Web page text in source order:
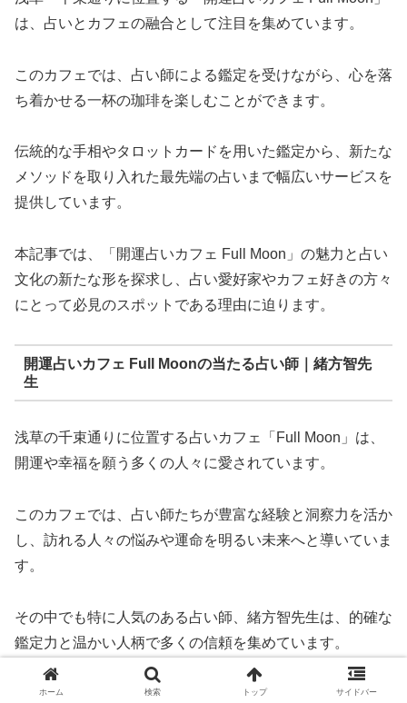
は、占いとカフェの融合として注目を集めています。
このカフェでは、占い師による鑑定を受けながら、心を落
ち着かせる一杯の珈琲を楽しむことができます。
伝統的な手相やタロットカードを用いた鑑定から、新たな
メソッドを取り入れた最先端の占いまで幅広いサービスを
提供しています。
本記事では、「開運占いカフェ Full Moon」の魅力と占い
文化の新たな形を探求し、占い愛好家やカフェ好きの方々
にとって必見のスポットである理由に迫ります。
開運占いカフェ Full Moonの当たる占い師｜緒方智先
生
浅草の千束通りに位置する占いカフェ「Full Moon」は、
開運や幸福を願う多くの人々に愛されています。
このカフェでは、占い師たちが豊富な経験と洞察力を活か
し、訪れる人々の悩みや運命を明るい未来へと導いていま
す。
その中でも特に人気のある占い師、緒方智先生は、的確な
鑑定力と温かい人柄で多くの信頼を集めています。
緒方智先生は、長年の修行と研鑽を積んできた卓越した占
ホーム 検索 トップ サイドバー